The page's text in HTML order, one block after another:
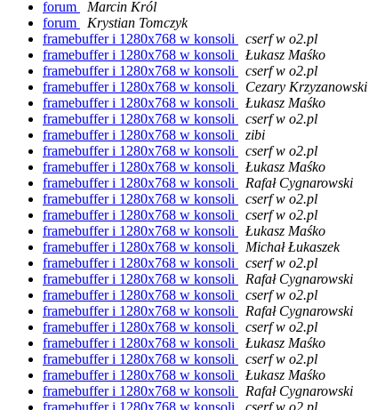
forum
Marcin Król
forum
Krystian Tomczyk
framebuffer i 1280x768 w konsoli
cserf w o2.pl
framebuffer i 1280x768 w konsoli
Łukasz Maśko
framebuffer i 1280x768 w konsoli
cserf w o2.pl
framebuffer i 1280x768 w konsoli
Cezary Krzyzanowski
framebuffer i 1280x768 w konsoli
Łukasz Maśko
framebuffer i 1280x768 w konsoli
cserf w o2.pl
framebuffer i 1280x768 w konsoli
zibi
framebuffer i 1280x768 w konsoli
cserf w o2.pl
framebuffer i 1280x768 w konsoli
Łukasz Maśko
framebuffer i 1280x768 w konsoli
Rafał Cygnarowski
framebuffer i 1280x768 w konsoli
cserf w o2.pl
framebuffer i 1280x768 w konsoli
cserf w o2.pl
framebuffer i 1280x768 w konsoli
Łukasz Maśko
framebuffer i 1280x768 w konsoli
Michał Łukaszek
framebuffer i 1280x768 w konsoli
cserf w o2.pl
framebuffer i 1280x768 w konsoli
Rafał Cygnarowski
framebuffer i 1280x768 w konsoli
cserf w o2.pl
framebuffer i 1280x768 w konsoli
Rafał Cygnarowski
framebuffer i 1280x768 w konsoli
cserf w o2.pl
framebuffer i 1280x768 w konsoli
Łukasz Maśko
framebuffer i 1280x768 w konsoli
cserf w o2.pl
framebuffer i 1280x768 w konsoli
Łukasz Maśko
framebuffer i 1280x768 w konsoli
Rafał Cygnarowski